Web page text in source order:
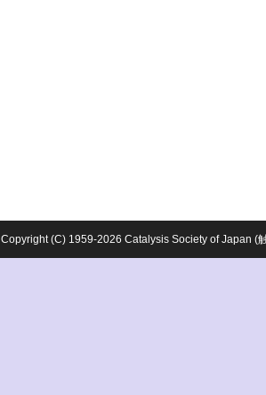
Copyright (C) 1959-2026 Catalysis Society of Japan (